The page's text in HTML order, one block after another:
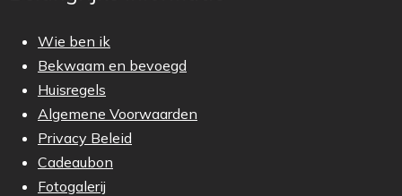
Wie ben ik
Bekwaam en bevoegd
Huisregels
Algemene Voorwaarden
Privacy Beleid
Cadeaubon
Fotogalerij